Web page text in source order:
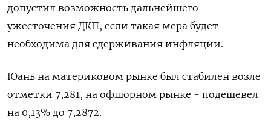
допустил возможность дальнейшего
ужесточения ДКП, если такая мера будет
необходима для сдерживания инфляции.
Юань на материковом рынке был стабилен возле
отметки 7,281​, на офшорном рынке - подешевел
на 0,13% до 7,2872.